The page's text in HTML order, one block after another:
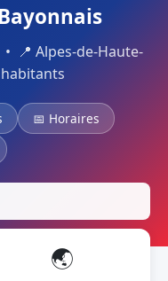
📍 Alpes-de-Haute-
📅 Horaires
🌏